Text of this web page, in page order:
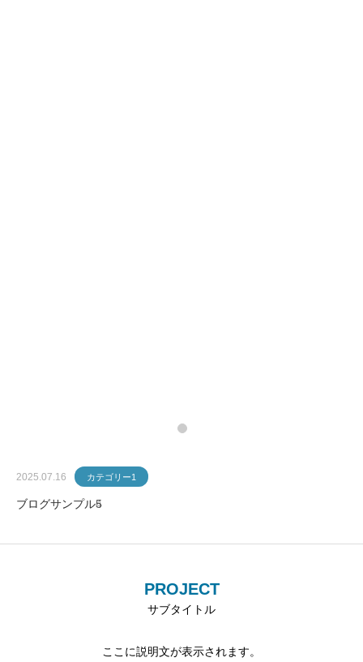
2025.07.16 カテゴリー1
ブログサンプル5
2025.07.16 カテゴリー1
ブログサンプル4
PROJECT
サブタイトル
ここに説明文が表示されます。